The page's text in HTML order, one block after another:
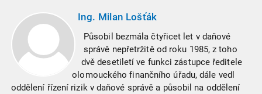
Ing. Milan Lošťák
Působil bezmála čtyřicet let v daňové
správě nepřetržitě od roku 1985, z toho
dvě desetiletí ve funkci zástupce ředitele
olomouckého finančního úřadu, dále vedl
oddělení řízení rizik v daňové správě a působil na oddělení